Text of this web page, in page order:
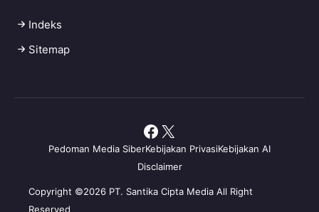
Indeks
Sitemap
Copyright ©2026 PT. Santika Cipta Media All Right
Reserved
Pedoman Media SiberKebijakan PrivasiKebijakan AI
Disclaimer
Facebook
X